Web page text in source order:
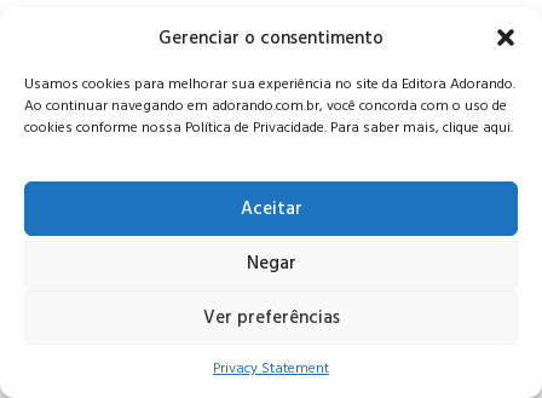
Gerenciar o consentimento
Usamos cookies para melhorar sua experiência no site da Editora Adorando.
Ao continuar navegando em adorando.com.br, você concorda com o uso de
cookies conforme nossa Política de Privacidade. Para saber mais, clique aqui.
Aceitar
Negar
Ver preferências
Privacy Statement
© Editora Adorando 2026. Todos os direitos reservados.